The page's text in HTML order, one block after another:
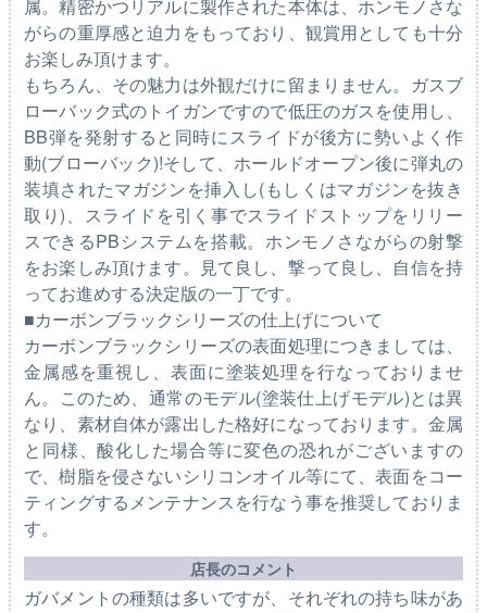
属。精密かつリアルに製作された本体は、ホンモノさな
がらの重厚感と迫力をもっており、観賞用としても十分
お楽しみ頂けます。
もちろん、その魅力は外観だけに留まりません。ガスブ
ローバック式のトイガンですので低圧のガスを使用し、
BB弾を発射すると同時にスライドが後方に勢いよく作
動(ブローバック)!そして、ホールドオープン後に弾丸の
装填されたマガジンを挿入し(もしくはマガジンを抜き
取り)、スライドを引く事でスライドストップをリリー
スできるPBシステムを搭載。ホンモノさながらの射撃
をお楽しみ頂けます。見て良し、撃って良し、自信を持
ってお進めする決定版の一丁です。
■カーボンブラックシリーズの仕上げについて
カーボンブラックシリーズの表面処理につきましては、
金属感を重視し、表面に塗装処理を行なっておりませ
ん。このため、通常のモデル(塗装仕上げモデル)とは異
なり、素材自体が露出した格好になっております。金属
と同様、酸化した場合等に変色の恐れがございますの
で、樹脂を侵さないシリコンオイル等にて、表面をコー
ティングするメンテナンスを行なう事を推奨しておりま
す。
店長のコメント
ガバメントの種類は多いですが、それぞれの持ち味があ